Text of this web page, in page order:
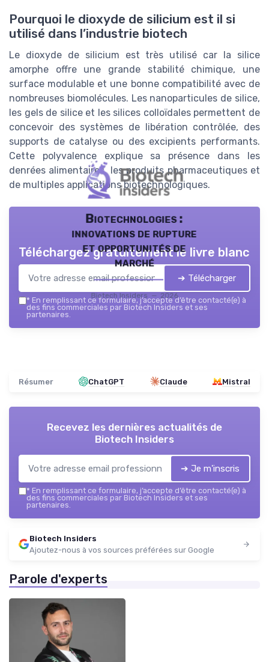
Pourquoi le dioxyde de silicium est il si
utilisé dans l’industrie biotech
Le dioxyde de silicium est très utilisé car la silice
amorphe offre une grande stabilité chimique, une
surface modulable et une bonne compatibilité avec de
nombreuses biomolécules. Les nanoparticules de silice,
les gels de silice et les silices colloïdales permettent de
concevoir des systèmes de libération contrôlée, des
supports de catalyse ou des excipients performants.
Cette polyvalence explique sa présence dans les
denrées alimentaires, les produits pharmaceutiques et
de multiples applications biotechnologiques.
Biotechnologies :
innovations de rupture
et opportunités de
marché
Biotech Insiders — 2026
Téléchargez gratuitement le livre blanc
➔ Télécharger
* En remplissant ce formulaire, j’accepte d’être contacté(e) à
des fins commerciales par Biotech Insiders et ses
partenaires.
Résumer ChatGPT Claude Mistral
Recevez les dernières actualités de
Biotech Insiders
➔ Je m'inscris
* En remplissant ce formulaire, j’accepte d’être contacté(e) à
des fins commerciales par Biotech Insiders et ses
partenaires.
Biotech Insiders
Ajoutez-nous à vos sources préférées sur Google
Parole d'experts